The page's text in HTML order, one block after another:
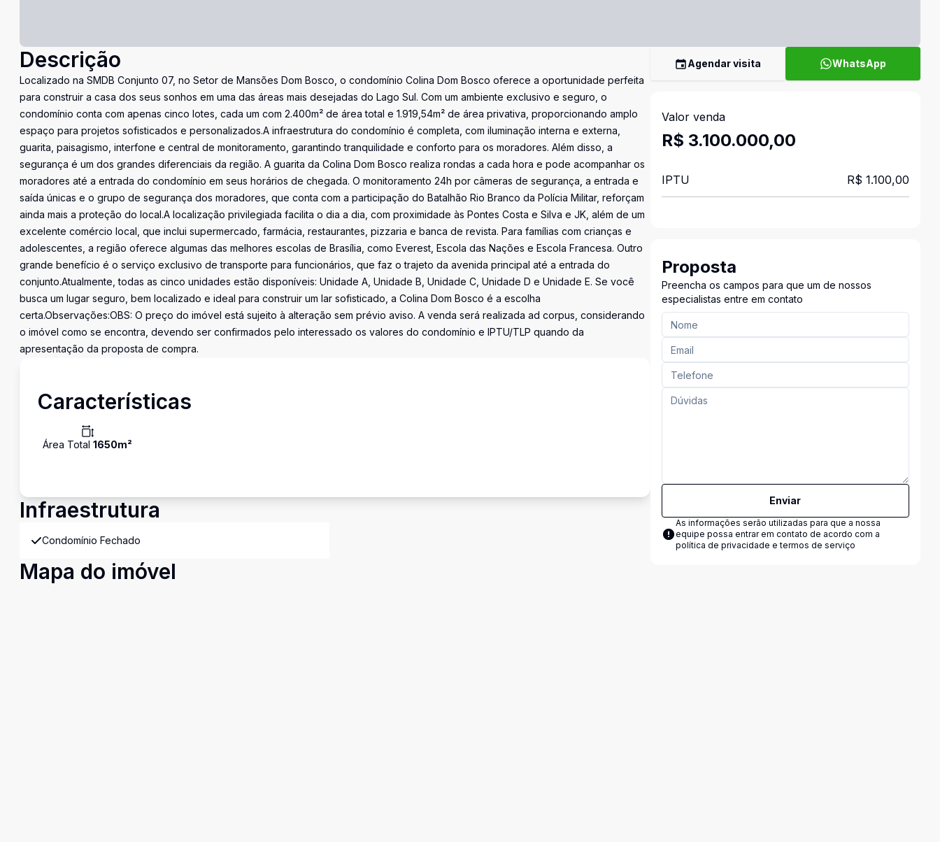
Descrição
Localizado na SMDB Conjunto 07, no Setor de Mansões Dom Bosco, o condomínio Colina Dom Bosco oferece a oportunidade perfeita
para construir a casa dos seus sonhos em uma das áreas mais desejadas do Lago Sul. Com um ambiente exclusivo e seguro, o
condomínio conta com apenas cinco lotes, cada um com 2.400m² de área total e 1.919,54m² de área privativa, proporcionando amplo
espaço para projetos sofisticados e personalizados.A infraestrutura do condomínio é completa, com iluminação interna e externa,
guarita, paisagismo, interfone e central de monitoramento, garantindo tranquilidade e conforto para os moradores. Além disso, a
segurança é um dos grandes diferenciais da região. A guarita da Colina Dom Bosco realiza rondas a cada hora e pode acompanhar os
moradores até a entrada do condomínio em seus horários de chegada. O monitoramento 24h por câmeras de segurança, a entrada e
saída únicas e o grupo de segurança dos moradores, que conta com a participação do Batalhão Rio Branco da Polícia Militar, reforçam
ainda mais a proteção do local.A localização privilegiada facilita o dia a dia, com proximidade às Pontes Costa e Silva e JK, além de um
excelente comércio local, que inclui supermercado, farmácia, restaurantes, pizzaria e banca de revista. Para famílias com crianças e
adolescentes, a região oferece algumas das melhores escolas de Brasília, como Everest, Escola das Nações e Escola Francesa. Outro
grande benefício é o serviço exclusivo de transporte para funcionários, que faz o trajeto da avenida principal até a entrada do
conjunto.Atualmente, todas as cinco unidades estão disponíveis: Unidade A, Unidade B, Unidade C, Unidade D e Unidade E. Se você
busca um lugar seguro, bem localizado e ideal para construir um lar sofisticado, a Colina Dom Bosco é a escolha
certa.Observações:OBS: O preço do imóvel está sujeito à alteração sem prévio aviso. A venda será realizada ad corpus, considerando
o imóvel como se encontra, devendo ser confirmados pelo interessado os valores do condomínio e IPTU/TLP quando da
apresentação da proposta de compra.
Características
Área Total 1650m²
Infraestrutura
Condomínio Fechado
Mapa do imóvel
Agendar visita WhatsApp
Valor venda
R$ 3.100.000,00
IPTU R$ 1.100,00
Proposta
Preencha os campos para que um de nossos
especialistas entre em contato
Enviar
As informações serão utilizadas para que a nossa
equipe possa entrar em contato de acordo com a
política de privacidade e termos de serviço